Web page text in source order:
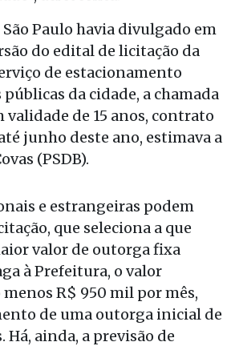
Paulo havia divulgado em
do edital de licitação da
de estacionamento
da cidade, a chamada
validade de 15 anos, contrato
junho deste ano, estimava a
(PSDB).
e estrangeiras podem
que seleciona a que
valor de outorga fixa
à Prefeitura, o valor
R$ 950 mil por mês,
de uma outorga inicial de
Há, ainda, a previsão de